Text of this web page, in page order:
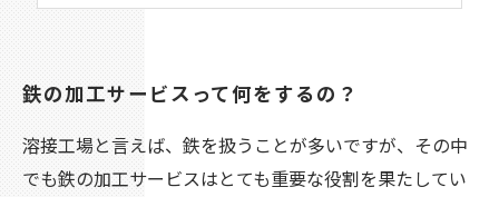
鉄の加工サービスって何をするの？
溶接工場と言えば、鉄を扱うことが多いですが、その中
でも鉄の加工サービスはとても重要な役割を果たしてい